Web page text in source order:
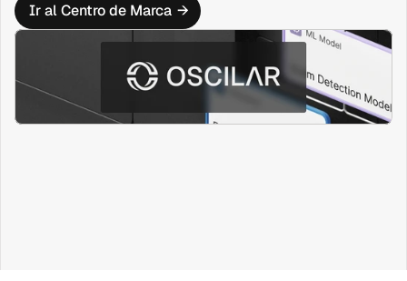
Ir al Centro de Marca →